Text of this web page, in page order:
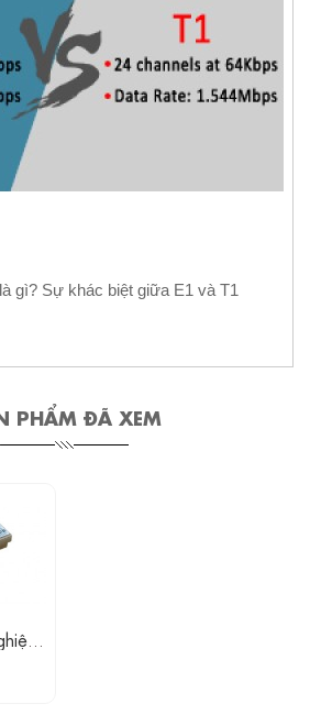
gì? Sự khác biệt giữa E1 và T1
PHẨM ĐÃ XEM